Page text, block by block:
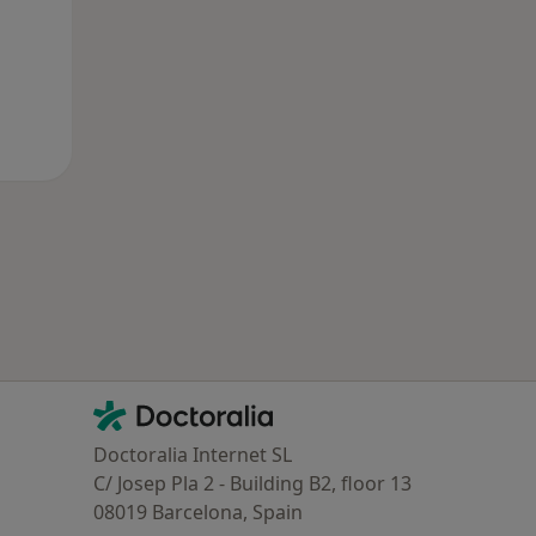
Contacto
Doctoralia - Homepage
Doctoralia Internet SL
C/ Josep Pla 2 - Building B2, floor 13
08019 Barcelona, Spain